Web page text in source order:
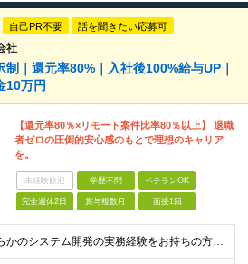
自己PR不要 話を聞きたい応募可
社
｜還元率80%｜入社後100%給与UP｜
10万円
【還元率80％×リモート案件比率80％以上】 退職
者ゼロの圧倒的安心感のもとで理想のキャリア
を。
未経験歓迎 学歴不問 ベテランOK
完全週休2日 賞与複数月 面接1回
■何らかのシステム開発の実務経験をお持ちの方(3年以上) ■学歴不問 ≪こんな方にピッタリ≫ □ スキルや経験に見合う正当な収入を得たい □ PGからSEへのステップアップなど上流工程に挑戦したい